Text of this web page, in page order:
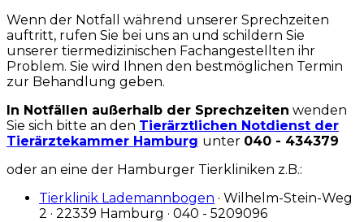
Wenn der Notfall während unserer Sprechzeiten
auftritt, rufen Sie bei uns an und schildern Sie
unserer tiermedizinischen Fachangestellten ihr
Problem. Sie wird Ihnen den bestmöglichen Termin
zur Behandlung geben.
In Notfällen außerhalb der Sprechzeiten wenden
Sie sich bitte an den Tierärztlichen Notdienst der
Tierärztekammer Hamburg unter 040 - 434379
oder an eine der Hamburger Tierkliniken z.B.:
Tierklinik Lademannbogen · Wilhelm-Stein-Weg
2 · 22339 Hamburg · 040 - 5209096